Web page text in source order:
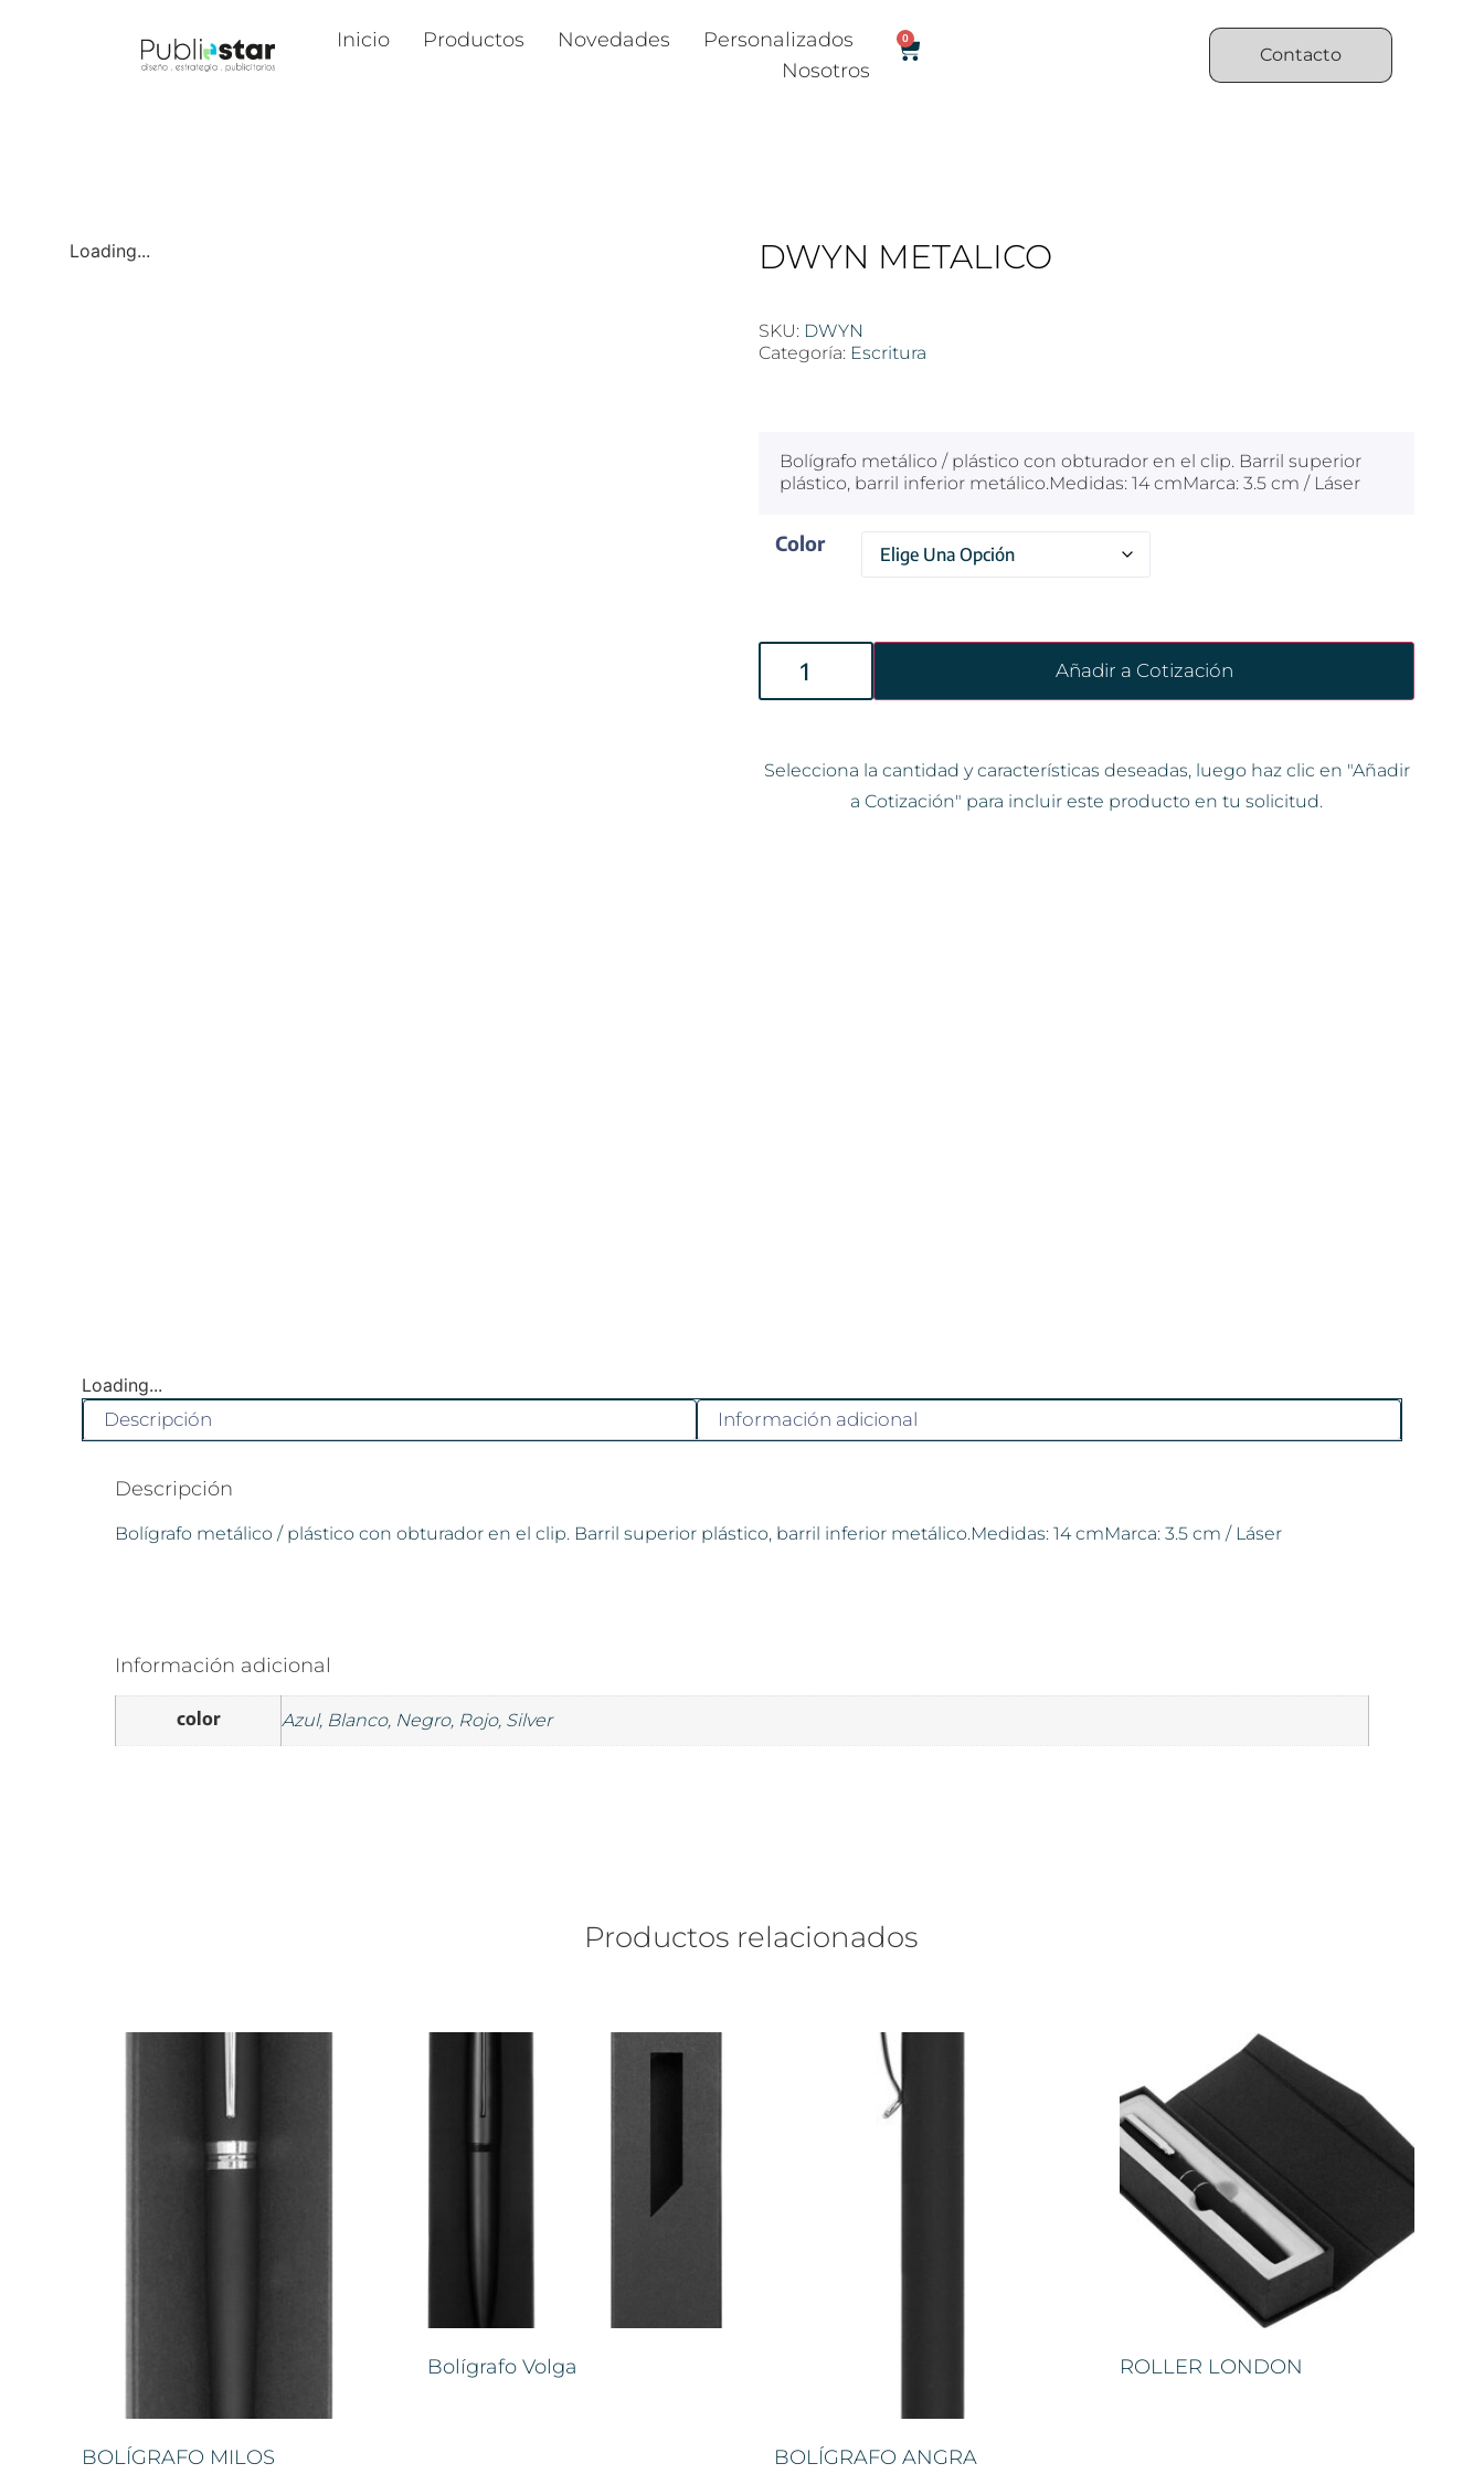
Inicio Productos Novedades
Personalizados
Nosotros
0
Contacto
Loading... DWYN METALICO
SKU: DWYN
Categoría: Escritura
Bolígrafo metálico / plástico con obturador en el clip. Barril superior
plástico, barril inferior metálico.Medidas: 14 cmMarca: 3.5 cm / Láser
Color
Añadir a Cotización
Selecciona la cantidad y características deseadas, luego haz clic en "Añadir
a Cotización" para incluir este producto en tu solicitud.
Loading...
Descripción
Información adicional
Descripción
Bolígrafo metálico / plástico con obturador en el clip. Barril superior plástico, barril inferior metálico.Medidas: 14 cmMarca: 3.5 cm / Láser
Información adicional
color Azul, Blanco, Negro, Rojo, Silver
Productos relacionados
BOLÍGRAFO MILOS
Bolígrafo Volga
BOLÍGRAFO ANGRA
ROLLER LONDON